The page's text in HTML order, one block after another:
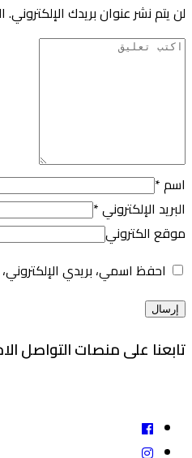
لن يتم نشر عنوان بريدك الإلكتروني.
اسم*
البريد الإلكتروني*
موقع الكتروني
احفظ اسمي، بريدي
تابعنا على منصات التواصل